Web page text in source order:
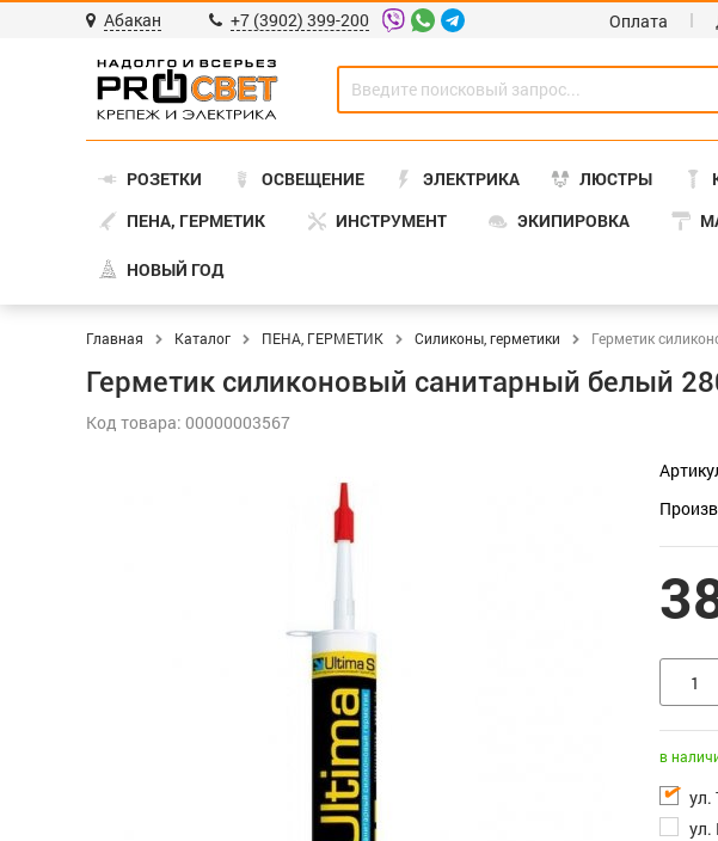
Абакан +7 (3902) 399-200 Оплата
РОЗЕТКИ ОСВЕЩЕНИЕ ЭЛЕКТРИКА ЛЮСТРЫ
ПЕНА, ГЕРМЕТИК
ИНСТРУМЕНТ ЭКИПИРОВКА
НОВЫЙ ГОД
Главная Каталог ПЕНА, ГЕРМЕТИК Силиконы, герметики Герметик
Герметик силиконовый санитарный белый
Код товара: 00000003567
в
ул.
ул.